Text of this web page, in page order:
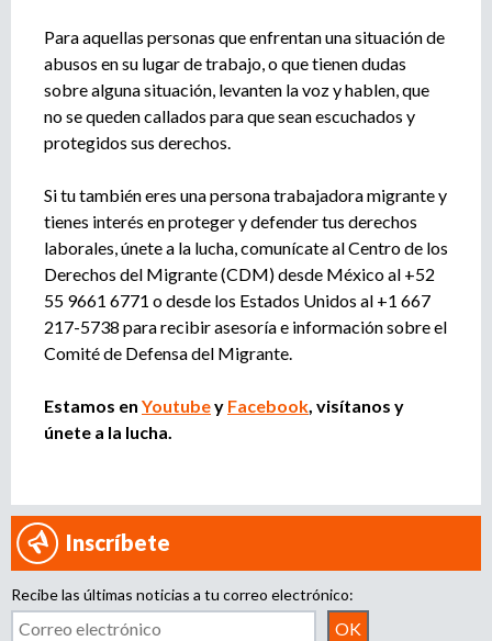
Para aquellas personas que enfrentan una situación de
abusos en su lugar de trabajo, o que tienen dudas
sobre alguna situación, levanten la voz y hablen, que
no se queden callados para que sean escuchados y
protegidos sus derechos.
Si tu también eres una persona trabajadora migrante y
tienes interés en proteger y defender tus derechos
laborales, únete a la lucha, comunícate al Centro de los
Derechos del Migrante (CDM) desde México al +52
55 9661 6771 o desde los Estados Unidos al +1 667
217-5738 para recibir asesoría e información sobre el
Comité de Defensa del Migrante.
Estamos en Youtubey Facebook , visítanos y
únete a la lucha.
Inscríbete
Recibe las últimas noticias a tu correo electrónico: